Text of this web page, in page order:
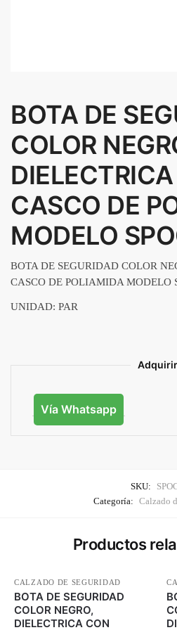
BOTA DE
COLOR
CASCO DE
MODELO
BOTA DE SEGURIDAD COLOR
CASCO DE POLIAMIDA MODELO
UNIDAD: PAR
Adquirir
Vía Whatsapp
SKU:
Categoría: Calzado
Productos
CALZADO DE SEGURIDAD
BOTA DE SEGURIDAD
COLOR NEGRO,
DIELECTRICA CON